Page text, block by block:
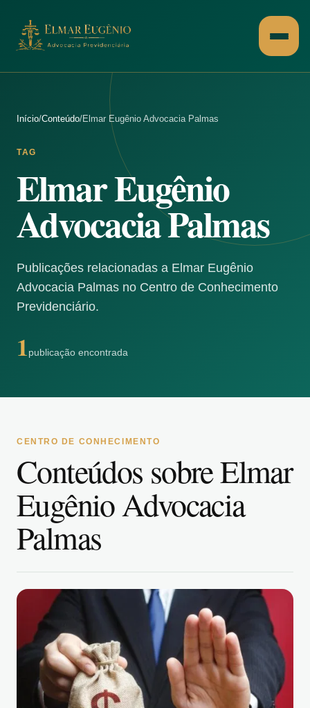
Início/Conteúdo/Elmar Eugênio Advocacia Palmas
TAG
Elmar Eugênio
Advocacia Palmas
Publicações relacionadas a Elmar Eugênio
Advocacia Palmas no Centro de Conhecimento
Previdenciário.
1publicação encontrada
CENTRO DE CONHECIMENTO
Conteúdos sobre Elmar
Eugênio Advocacia
Palmas